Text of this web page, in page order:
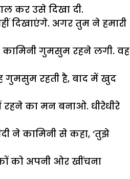
कर उसे दिखा दी.
दिखाएंगे. अगर तुम ने हमारी
कामिनी गुमसुम रहने लगी. वह
गुमसुम रहती है, बाद में खुद
रहने का मन बनाओ. धीरेधीरे
ने कामिनी से कहा, ‘तुझे
को अपनी ओर खींचना